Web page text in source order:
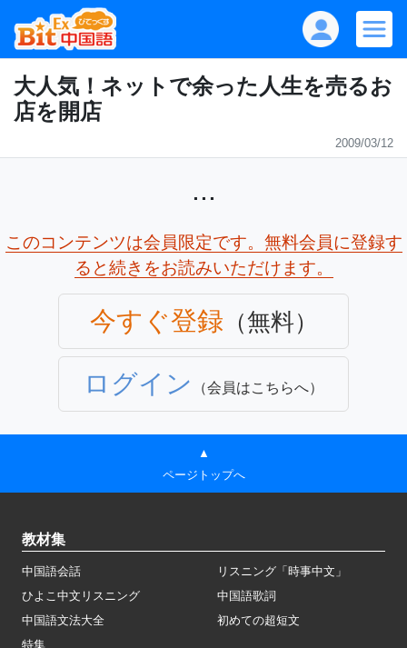
大人気！ネットで余った人生を売るお
店を開店
2009/03/12
...
このコンテンツは会員限定です。無料会員に登録す
ると続きをお読みいただけます。
今すぐ登録 （無料）
ログイン （会員はこちらへ）
▲
ページトップへ
教材集
中国語会話
リスニング「時事中文」
ひよこ中文リスニング
中国語歌詞
中国語文法大全
初めての超短文
特集